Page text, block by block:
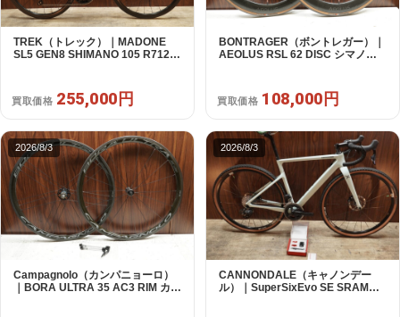
TREK（トレック）｜MADONE
SL5 GEN8 SHIMANO 105 R7120
買取価格 255,000円
BONTRAGER（ボントレガー）｜
AEOLUS RSL 62 DISC シマノフ
買取価格 108,000円
2026/8/3
Campagnolo（カンパニョーロ）
｜BORA ULTRA 35 AC3 RIM カン
2026/8/3
CANNONDALE（キャノンデー
ル）｜SuperSixEvo SE SRAM